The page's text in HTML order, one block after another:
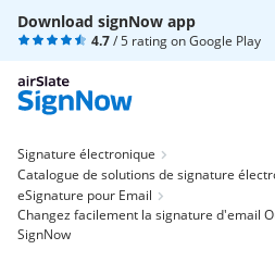
Download signNow app
4.7/ 5 rating onGoogle Play
Signature électronique
Catalogue de solutions de signature
eSignature pour Email
Changez facilement la signature d'email
SignNow